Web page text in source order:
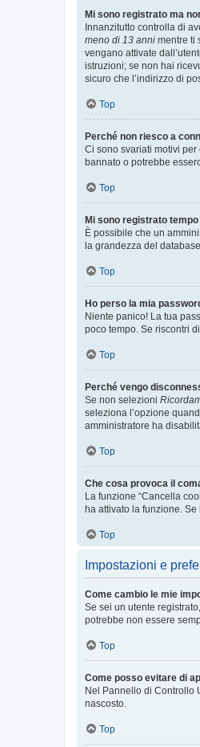
Mi sono registrato ma
Innanzitutto controlla di
meno di 13 anni mentre ti
vengano attivate
istruzioni; se non hai
sicuro che l’indirizzo di
Top
Perché non riesco a
Ci sono svariati motivi
bannato o potrebbe
Top
Mi sono registrato
È possibile che un
la grandezza del
Top
Ho perso la mia
Niente panico! La tua
poco tempo. Se riscontri
Top
Perché vengo
Se non selezioni
seleziona l’opzione
amministratore ha
Top
Che cosa provoca il
La funzione “Cancella
ha attivato la funzione.
Top
Impostazioni e
Come cambio le mie
Se sei un utente
potrebbe non essere
Top
Come posso evitare di
Nel Pannello di Controllo
nascosto.
Top